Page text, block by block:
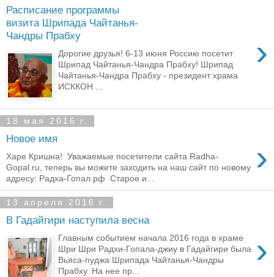
Расписание программы
визита Шрипада Чайтанья-
Чандры Прабху
›
Дорогие друзья! 6-13 июня Россию посетит
Шрипад Чайтанья-Чандра Прабху! Шрипад
Чайтанья-Чандра Прабху - президент храма
ИСККОН ...
18 мая 2016 г.
Новое имя ›
Харе Кришна! Уважаемые посетители сайта Radha-
Gopal.ru, теперь вы можете заходить на наш сайт по новому
адресу: Радха-Гопал.рф Старое и...
13 апреля 2016 г.
В Гадайгири наступила весна
›
Главным событием начала 2016 года в храме
Шри Шри Радхи-Гопала-джиу в Гадайгири была
Вьяса-пуджа Шрипада Чайтанья-Чандры
Прабху. На нее пр...